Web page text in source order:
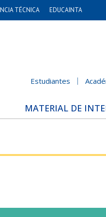
TÉCNICA EDUCAINTA
Estudiantes
MATERIAL DE